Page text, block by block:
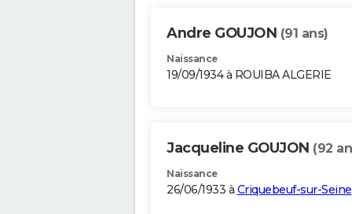
Andre GOUJON (91 ans)
Naissance
19/09/1934 à ROUIBA ALGERIE
Jacqueline GOUJON (92
Naissance
26/06/1933 à Criquebeuf-sur-Seine